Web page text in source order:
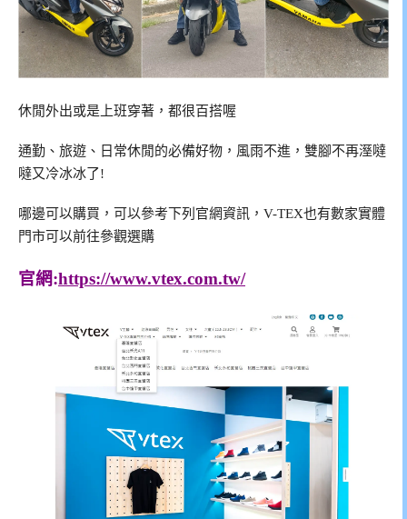
休閒外出或是上班穿著，都很百搭喔
通勤、旅遊、日常休閒的必備好物，風雨不進，雙腳不再溼噠
噠又冷冰冰了!
哪邊可以購買，可以參考下列官網資訊，V-TEX也有數家實體
門市可以前往參觀選購
官網:https://www.vtex.com.tw/